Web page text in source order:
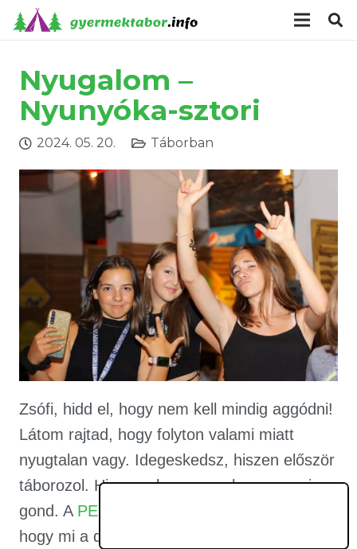
Nyugalom –
Nyunyóka-sztori
2024. 05. 20. Táborban
Zsófi, hidd el, hogy nem kell mindig aggódni!
Látom rajtad, hogy folyton valami miatt
nyugtalan vagy. Idegeskedsz, hiszen először
táborozol. Higgy nekem, nem lesz semmi
gond. A PEOPLE TEAM táborában
hogy mi a dörgés. Már annyi ideje vezetik a